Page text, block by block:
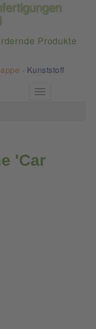
Produkte
- Kunststoff
Toggle
'Car